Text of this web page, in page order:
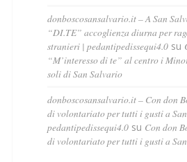
donboscosansalvario.it – A San
“DI.TE” accoglienza diurna per
stranieri | pedantipedissequi4.0 su
“M’interesso di te” al centro i
soli di San Salvario
donboscosansalvario.it – Con don
di volontariato per tutti i gusti a
pedantipedissequi4.0 su Con don
di volontariato per tutti i gusti a